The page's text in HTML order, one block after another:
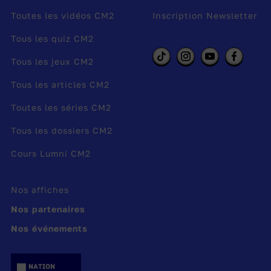
Toutes les vidéos CM2
Tous les quiz CM2
Tous les jeux CM2
Tous les articles CM2
Toutes les séries CM2
Tous les dossiers CM2
Cours Lumni CM2
Inscription Newsletter
Nos affiches
Nos partenaires
Nos événements